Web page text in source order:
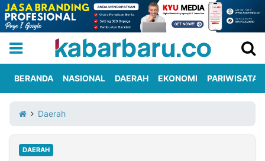
Iklan
Berita
Kami
BERANDA NASIONAL DAERAH EKONOMI PARIWISATA
Daerah
DAERAH